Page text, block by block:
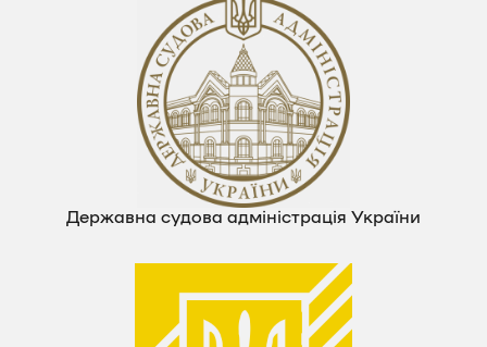
Державна судова адміністрація України